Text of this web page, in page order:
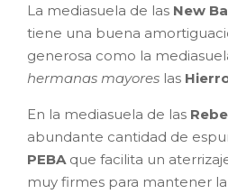
La mediasuela de las New
tiene una buena
generosa como la
hermanas mayores las
En la mediasuela de las
abundante cantidad de
PEBA que facilita un
muy firmes para mantener